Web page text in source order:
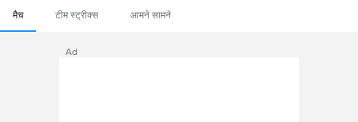
मैच टीम स्ट्रीक्स आमने सामने
Ad